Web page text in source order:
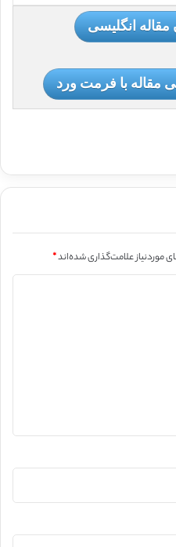
مقاله انگلیسی
مقاله با فرمت ورد
علامت‌گذاری شده‌اند*